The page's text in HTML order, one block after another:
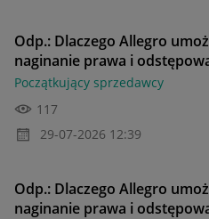
Odp.: Dlaczego Allegro
naginanie prawa i
Początkujący sprzedawcy
117
‎29-07-2026 12:39
Odp.: Dlaczego Allegro
naginanie prawa i